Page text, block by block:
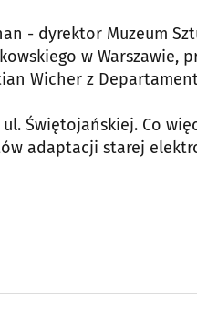
- dyrektor Muzeum
w Warszawie,
Wicher z
Świętojańskiej. Co
adaptacji starej